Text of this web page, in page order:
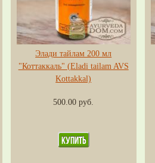
Элади тайлам 200 мл
"Коттаккаль" (Eladi tailam AVS
Kottakkal)
500.00 руб.